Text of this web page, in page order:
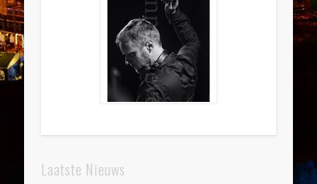
Laatste Nieuws